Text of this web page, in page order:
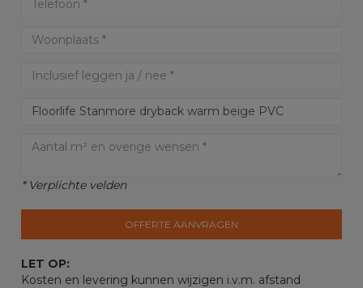
* Verplichte velden
OFFERTE AANVRAGEN
LET OP:
Kosten en levering kunnen wijzigen i.v.m. afstand